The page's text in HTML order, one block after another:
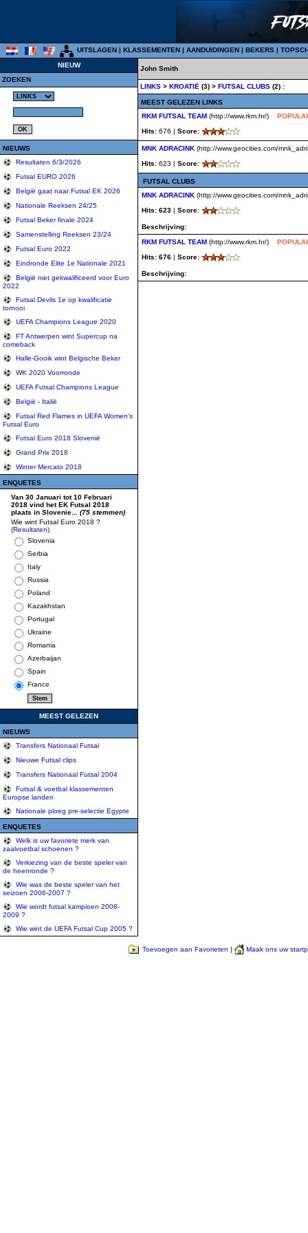
UITSLAGEN | KLASSEMENTEN | AANDUIDINGEN | BEKERS |
NIEUW
ZOEKEN
NIEUWS
Resultaten 6/3/2026
Futsal EURO 2026
België gaat naar Futsal EK 2026
Nationale Reeksen 24/25
Futsal Beker finale 2024
Samenstelling Reeksen 23/24
Futsal Euro 2022
Eindronde Elite 1e Nationale 2021
België niet gekwalificeerd voor Euro
2022
Futsal Devils 1e op kwalificatie
tornooi
UEFA Champions League 2020
FT Antwerpen wint Supercup na
comeback
Halle-Gooik wint Belgische Beker
WK 2020 Voorronde
UEFA Futsal Champions League
België - Italië
Futsal Red Flames in UEFA Women's
Futsal Euro
Futsal Euro 2018 Slovenië
Grand Prix 2018
Winter Mercato 2018
ENQUETES
Van 30 Januari tot 10 Februari
2018 vind het EK Futsal 2018
plaats in Slovenie... (75 stemmen)
Wie wint Futsal Euro 2018 ?
(Resultaten)
Slovenia
Serbia
Italy
Russia
Poland
Kazakhstan
Portugal
Ukraine
Romania
Azerbaijan
Spain
France
MEEST GELEZEN
NIEUWS
Transfers Nationaal Futsal
Nieuwe Futsal clips
Transfers Nationaal Futsal 2004
Futsal & voetbal klassementen
Europse landen
Nationale ploeg pre-selectie Egypte
ENQUETES
Welk is uw favoriete merk van
zaalvoetbal schoenen ?
Verkiezing van de beste speler van
de heenronde ?
Wie was de beste speler van het
seizoen 2006-2007 ?
Wie wordt futsal kampioen 2008-
2009 ?
Wie wint de UEFA Futsal Cup 2005 ?
John Smith
LINKS > KROATIË (3) > FUTSAL CLUBS (2) :
MEEST GELEZEN LINKS
RKM FUTSAL TEAM (http://www.rkm.hr/)
Hits: 676 | Score:
MNK ADRACINK (http://www.geocities.com/
Hits: 623 | Score:
FUTSAL CLUBS
MNK ADRACINK (http://www.geocities.com/
Hits: 623 | Score:
Beschrijving:
RKM FUTSAL TEAM (http://www.rkm.hr/)
Hits: 676 | Score:
Beschrijving:
Toevoegen aan Favorieten | Maak ons uw